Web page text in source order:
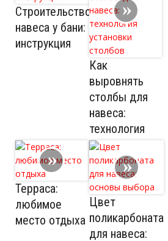
Строительство
навеса у бани:
инструкция
Как
выровнять
столбы для
навеса:
технология
установки
столбов
Терраса:
любимое
место отдыха
Цвет
поликарбоната
для навеса: